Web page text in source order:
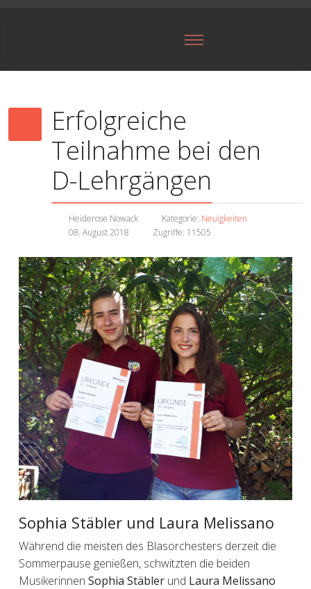
Erfolgreiche
Teilnahme bei den
D-Lehrgängen
Heiderose Nowack Kategorie: Neuigkeiten
08. August 2018
Zugriffe: 11505
Sophia Stäbler und Laura Melissano
Während die meisten des Blasorchesters derzeit die
Sommerpause genießen, schwitzten die beiden
Musikerinnen Sophia Stäbler und Laura Melissano